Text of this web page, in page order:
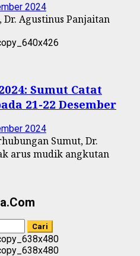
2024
Dr. Agustinus Panjaitan
Sumut Catat
21-22 Desember
2024
Sumut, Dr.
arus mudik angkutan